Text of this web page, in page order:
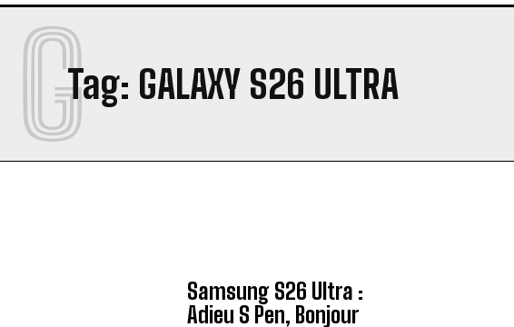
Tag: GALAXY S26 ULTRA
G
Samsung S26 Ultra :
Adieu S Pen, Bonjour